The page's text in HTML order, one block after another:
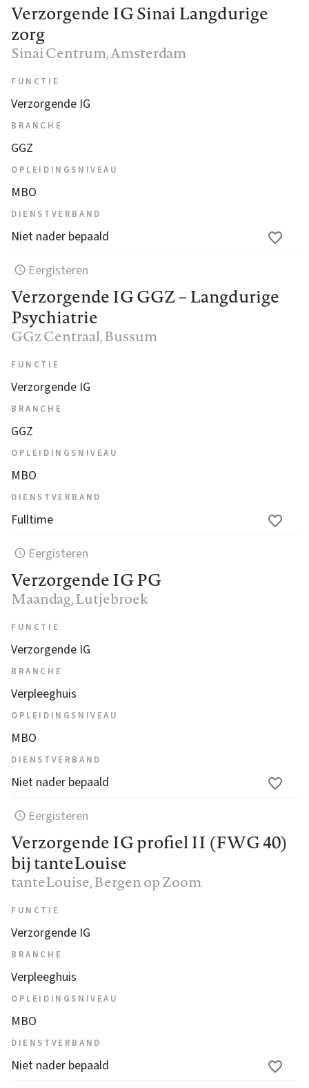
Verzorgende IG Sinai Langdurige
zorg
Sinai Centrum, Amsterdam
FUNCTIE
Verzorgende IG
BRANCHE
GGZ
OPLEIDINGSNIVEAU
MBO
DIENSTVERBAND
Niet nader bepaald
Eergisteren
Verzorgende IG GGZ – Langdurige
Psychiatrie
GGz Centraal, Bussum
FUNCTIE
Verzorgende IG
BRANCHE
GGZ
OPLEIDINGSNIVEAU
MBO
DIENSTVERBAND
Fulltime
Eergisteren
Verzorgende IG PG
Maandag, Lutjebroek
FUNCTIE
Verzorgende IG
BRANCHE
Verpleeghuis
OPLEIDINGSNIVEAU
MBO
DIENSTVERBAND
Niet nader bepaald
Eergisteren
Verzorgende IG profiel II (FWG 40)
bij tanteLouise
tanteLouise, Bergen op Zoom
FUNCTIE
Verzorgende IG
BRANCHE
Verpleeghuis
OPLEIDINGSNIVEAU
MBO
DIENSTVERBAND
Niet nader bepaald